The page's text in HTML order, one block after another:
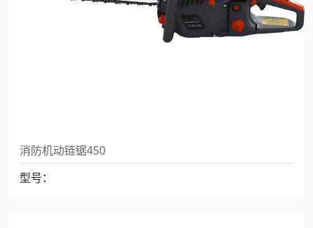
消防机动链锯450
型号：